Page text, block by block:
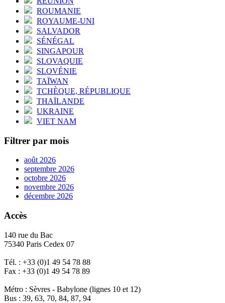
ROUMANIE
ROYAUME-UNI
SALVADOR
SÉNÉGAL
SINGAPOUR
SLOVAQUIE
SLOVÉNIE
TAÏWAN
TCHÈQUE, RÉPUBLIQUE
THAÏLANDE
UKRAINE
VIET NAM
Filtrer par mois
août 2026
septembre 2026
octobre 2026
novembre 2026
décembre 2026
Accès
140 rue du Bac
75340 Paris Cedex 07
Tél. : +33 (0)1 49 54 78 88
Fax : +33 (0)1 49 54 78 89
Métro : Sèvres - Babylone (lignes 10 et 12)
Bus : 39, 63, 70, 84, 87, 94